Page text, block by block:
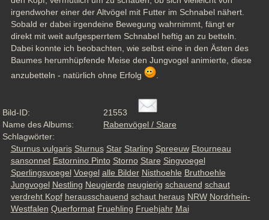
irgendwoher einer der Altvögel mit Futter im Schnabel nähert.
Sobald er dabei irgendeine Bewegung wahrnimmt, fängt er
direkt mit weit aufgesperrtem Schnabel heftig an zu betteln.
Dabei konnte ich beobachten, wie selbst eine in den Ästen des
Baumes herumhüpfende Meise den Jungvogel animierte, diese
anzubetteln - natürlich ohne Erfolg
.
Bild-ID:
21553
Name des Albums:
Rabenvögel / Stare
Schlagwörter:
Sturnus vulgaris Sturnus Star Starling Spreeuw Etourneau
sansonnet Estornino Pinto Storno Stare Singvoegel
Sperlingsvoegel Voegel alle Bilder Nisthoehle Bruthoehle
Jungvogel Nestling Neugierde neugierig schauend schaut
verdreht Kopf herausschauend schaut heraus NRW Nordrhein-
Westfalen Querformat Fruehling Fruehjahr Mai